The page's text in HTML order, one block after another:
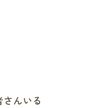
んいる